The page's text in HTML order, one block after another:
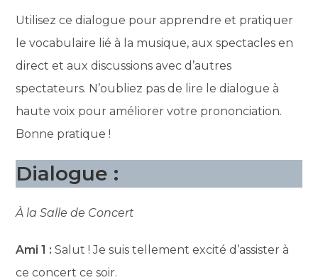
Utilisez ce dialogue pour apprendre et pratiquer
le vocabulaire lié à la musique, aux spectacles en
direct et aux discussions avec d’autres
spectateurs. N’oubliez pas de lire le dialogue à
haute voix pour améliorer votre prononciation.
Bonne pratique !
Dialogue :
À la Salle de Concert
Ami 1 : Salut ! Je suis tellement excité d’assister à
ce concert ce soir.